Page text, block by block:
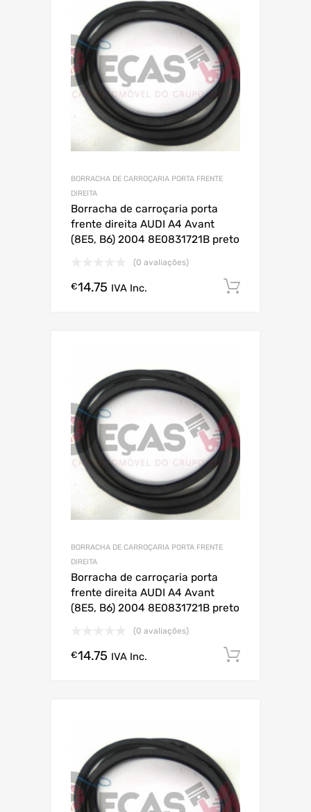
BORRACHA DE CARROÇARIA PORTA FRENTE
DIREITA
Borracha de carroçaria porta
frente direita AUDI A4 Avant
(8E5, B6) 2004 8E0831721B preto
(0 avaliações)
€14.75 IVA Inc.
BORRACHA DE CARROÇARIA PORTA FRENTE
DIREITA
Borracha de carroçaria porta
frente direita AUDI A4 Avant
(8E5, B6) 2004 8E0831721B preto
(0 avaliações)
€14.75 IVA Inc.